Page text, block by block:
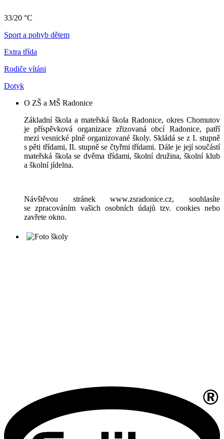
33/20 °C
Sport a pohyb dětem
Extra třída
Rodiče vítáni
Dotyk
O ZŠ a MŠ Radonice
Základní škola a mateřská škola Radonice, okres Chomutov
je příspěvková organizace zřizovaná obcí Radonice, patří
mezi vesnické plně organizované školy. Skládá se z I. stupně
s pěti třídami, II. stupně se čtyřmi třídami. Dále je její součástí
mateřská škola se dvěma třídami, školní družina, školní klub
a školní jídelna.
Návštěvou stránek www.zsradonice.cz, souhlasíte
se zpracováním vašich osobních údajů tzv. cookies nebo
zavřete okno.